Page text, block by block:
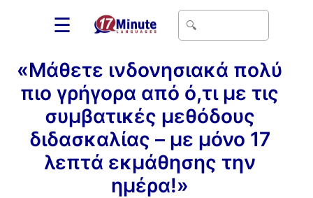
☰
«Μάθετε ινδονησιακά πολύ
πιο γρήγορα από ό,τι με τις
συμβατικές μεθόδους
διδασκαλίας – με μόνο 17
λεπτά εκμάθησης την
ημέρα!»